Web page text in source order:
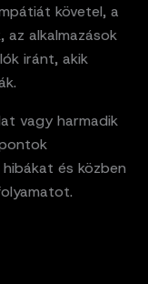
követel, a
az alkalmazások
iránt, akik
vagy harmadik
és közben